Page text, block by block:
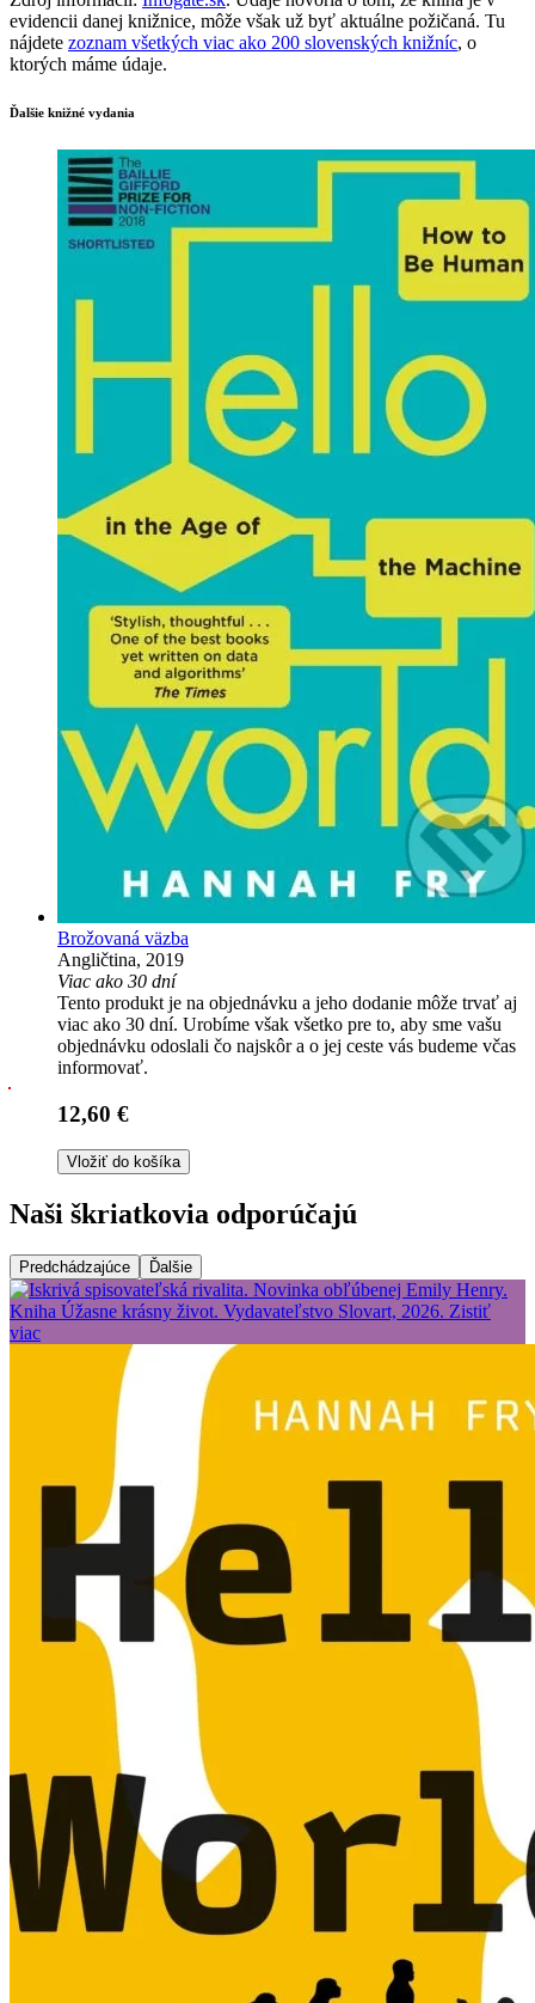
evidencii danej knižnice, môže však už byť aktuálne požičaná. Tu
nájdete zoznam všetkých viac ako 200 slovenských knižníc, o
ktorých máme údaje.
Ďalšie knižné vydania
Brožovaná väzba
Angličtina, 2019
Viac ako 30 dní
Tento produkt je na objednávku a jeho dodanie môže trvať aj
viac ako 30 dní. Urobíme však všetko pre to, aby sme vašu
objednávku odoslali čo najskôr a o jej ceste vás budeme včas
informovať.
12,60 €
Vložiť do košíka
Naši škriatkovia odporúčajú
Predchádzajúce Ďalšie